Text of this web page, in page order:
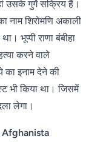
उसके गुर्गे सक्रिय हैं।
नाम शिरोमणि अकाली
भूप्पी राणा बंबीहा
करने वाले
का इनाम देने की
भी किया था। जिसमें
लेगा।
Afghanista